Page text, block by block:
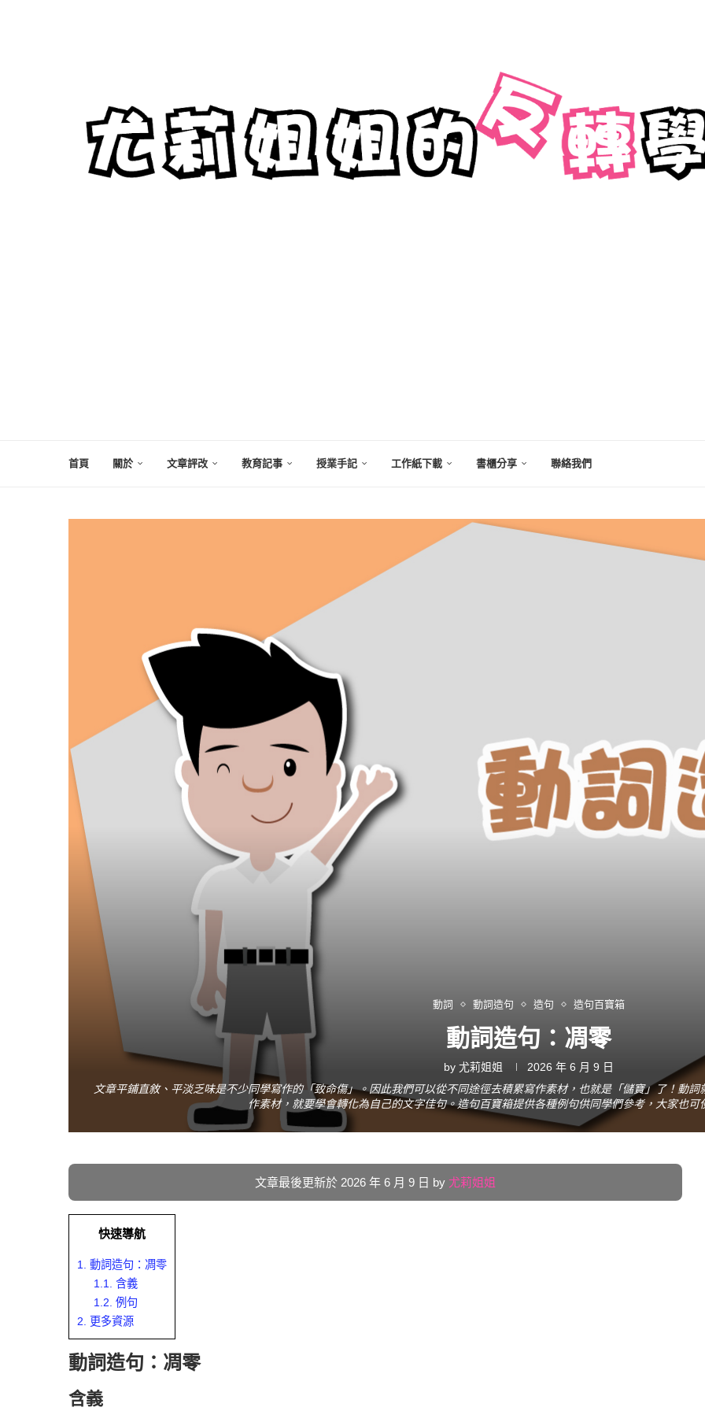
首頁 關於 文章評改 教育記事 授業手記 工作紙下載 書櫃分享 聯絡我們
動詞 動詞造句 造句 造句百寶箱
動詞造句：凋零
by 尤莉姐姐
2026 年 6 月 9 日
文章平鋪直敘、平淡乏味是不少同學寫作的「致命傷」。因此我們可以從不同途徑去積累寫作素材，也就是「儲寶」了！動
作素材，就要學會轉化為自己的文字佳句。造句百寶箱提供各種例句供同學們參考，大家也可
文章最後更新於 2026 年 6 月 9 日 by 尤莉姐姐
快速導航
1. 動詞造句：凋零
1.1. 含義
1.2. 例句
2. 更多資源
動詞造句：凋零
含義